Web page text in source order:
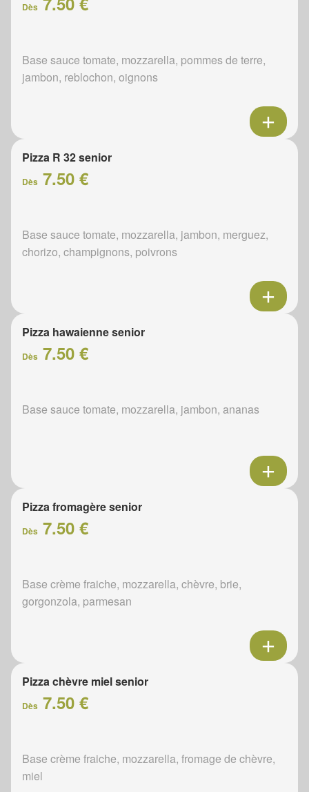
Dès
Base sauce tomate, mozzarella, pommes de terre,
jambon, reblochon, oignons
Pizza R 32 senior
Dès 7.50 €
Base sauce tomate, mozzarella, jambon, merguez,
chorizo, champignons, poivrons
Pizza hawaienne senior
Dès 7.50 €
Base sauce tomate, mozzarella, jambon, ananas
Pizza fromagère senior
Dès 7.50 €
Base crème fraiche, mozzarella, chèvre, brie,
gorgonzola, parmesan
Pizza chèvre miel senior
Dès 7.50 €
Base crème fraiche, mozzarella, fromage de chèvre,
miel